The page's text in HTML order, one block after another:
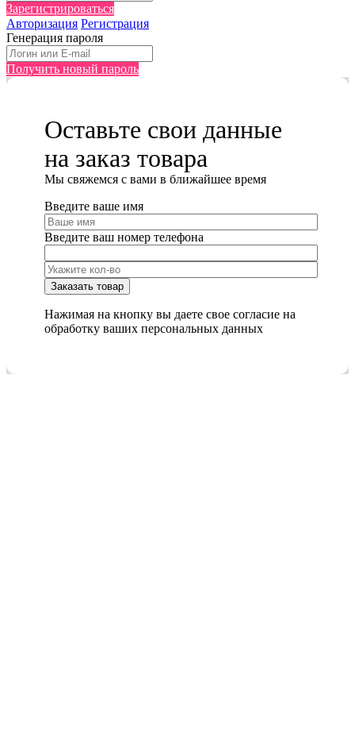
Зарегистрироваться
Авторизация Регистрация
Генерация пароля
Получить новый пароль
Оставьте свои данные
на заказ товара
Мы cвяжемся с вами в ближайшее время
Введите ваше имя
Введите ваш номер телефона
Нажимая на кнопку вы даете свое согласие на
обработку ваших персональных данных